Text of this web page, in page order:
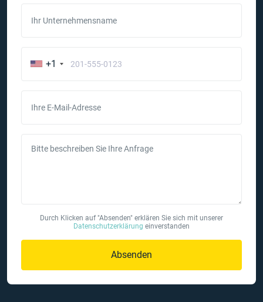
Ihr Unternehmensname
+1
Ihre E-Mail-Adresse
Bitte beschreiben Sie Ihre Anfrage
Durch Klicken auf "Absenden" erklären Sie sich mit unserer
Datenschutzerklärung einverstanden
Absenden